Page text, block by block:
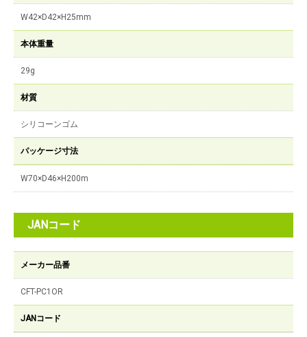
W42×D42×H25mm
本体重量
29g
材質
シリコーンゴム
パッケージ寸法
W70×D46×H200m
JANコード
メーカー品番
CFT-PC1OR
JANコード